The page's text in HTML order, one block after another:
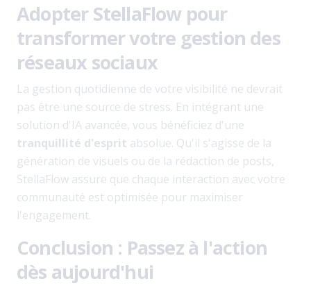
Adopter StellaFlow pour
transformer votre gestion des
réseaux sociaux
La gestion quotidienne de votre visibilité ne devrait
pas être une source de stress. En intégrant une
solution d'IA avancée, vous bénéficiez d'une
tranquillité d'esprit absolue. Qu'il s'agisse de la
génération de visuels ou de la rédaction de posts,
StellaFlow assure que chaque interaction avec votre
communauté est optimisée pour maximiser
l'engagement.
Conclusion : Passez à l'action
dès aujourd'hui